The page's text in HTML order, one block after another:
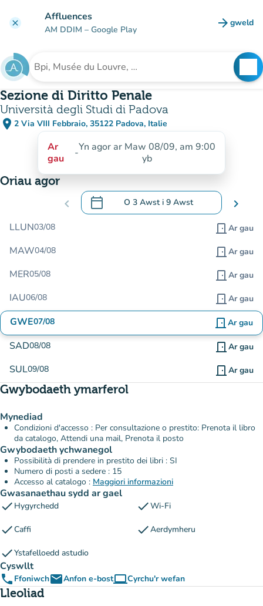
clear Affluences
AM DDIM – Google Play arrow_forward gweld
(tab
Chwilio am sefydliad
Sezione di Diritto Penale
Università degli Studi di Padova
place 2 Via VIII Febbraio, 35122 Padova, Italie
(agor yn Google Maps)
(tab newydd)
Ar
gau
-Yn agor ar Maw 08/09, am 9:00
yb
Oriau agor
chevron_left calendar_today O 3 Awst i 9 Awst
.Agor y calendr i newid dyddiadau chevron_right
LLUN03/08 door_front Ar gau
MAW04/08 door_front Ar gau
MER05/08 door_front Ar gau
IAU06/08 door_front Ar gau
GWE07/08 door_front Ar gau
SAD08/08 door_front Ar gau
SUL09/08 door_front Ar gau
Gwybodaeth ymarferol
Mynediad
Condizioni d'accesso : Per consultazione o prestito: Prenota il libro
da catalogo, Attendi una mail, Prenota il posto
Gwybodaeth ychwanegol
Possibilità di prendere in prestito dei libri : SI
Numero di posti a sedere : 15
Accesso al catalogo : Maggiori informazioni
Gwasanaethau sydd ar gael
check Hygyrchedd checkWi-Fi
checkCaffi checkAerdymheru
checkYstafelloedd astudio
Cyswllt
phone FfoniwchemailAnfon e-bostcomputerCyrchu'r wefan
(tab newydd)
Lleoliad